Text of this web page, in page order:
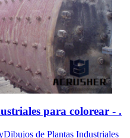
para colorear - .
de Plantas Industriales